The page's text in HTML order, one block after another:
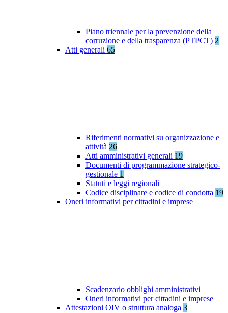
Piano triennale per la prevenzione della
corruzione e della trasparenza (PTPCT) 2
Atti generali 65
Riferimenti normativi su organizzazione e
attività 26
Atti amministrativi generali 19
Documenti di programmazione strategico-
gestionale 1
Statuti e leggi regionali
Codice disciplinare e codice di condotta 19
Oneri informativi per cittadini e imprese
Scadenzario obblighi amministrativi
Oneri informativi per cittadini e imprese
Attestazioni OIV o struttura analoga 3